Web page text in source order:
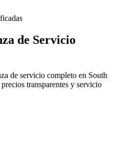
de Servicio
de servicio completo en South
transparentes y servicio